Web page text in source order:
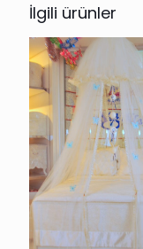
İlgili ürünler